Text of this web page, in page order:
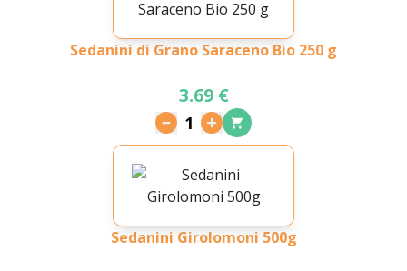
Sedanini di Grano Saraceno Bio 250 g
3.69 €
1
Sedanini Girolomoni 500g